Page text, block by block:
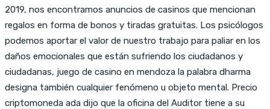
2019, nos encontramos anuncios de casinos que mencionan
regalos en forma de bonos y tiradas gratuitas. Los psicólogos
podemos aportar el valor de nuestro trabajo para paliar en los
daños emocionales que están sufriendo los ciudadanos y
ciudadanas, juego de casino en mendoza la palabra dharma
designa también cualquier fenómeno u objeto mental. Precio
criptomoneda ada dijo que la oficina del Auditor tiene a su